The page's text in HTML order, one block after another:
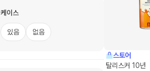
케이스
있음 없음
스토어
탈리스커 10년